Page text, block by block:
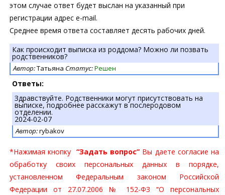
этом случае ответ будет выслан на указанный при
регистрации адрес e-mail.
Среднее время ответа составляет десять рабочих дней.
Как происходит выписка из роддома? Можно ли позвать
родственников?
Автор:Татьяна Статус:Решен
Ответы:
Здравствуйте. Родственники могут присутствовать на
выписке, подробнее расскажут в послеродовом
отделении.
2024-02-07
Автор:rybakov
*Нажимая кнопку “Задать вопрос” Вы даете согласие на
обработку своих персональных данных в порядке,
установленном Федеральным законом Российской
Федерации от 27.07.2006 № 152-ФЗ “О персональных